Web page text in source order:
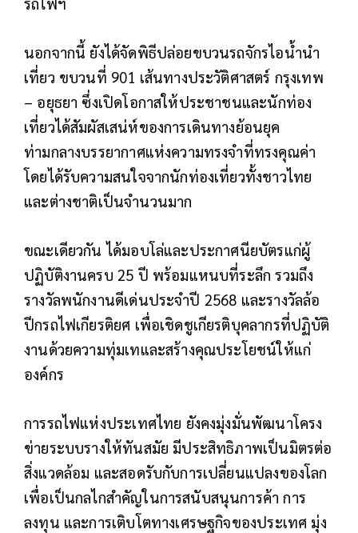
นอกจากนี้ ยังได้จัดพิธีปล่อยขบวนรถจักรไอน้ำนำ
เที่ยว ขบวนที่ 901 เส้นทางประวัติศาสตร์ กรุงเทพ
– อยุธยา ซึ่งเปิดโอกาสให้ประชาชนและนักท่อง
เที่ยวได้สัมผัสเสน่ห์ของการเดินทางย้อนยุค
ท่ามกลางบรรยากาศแห่งความทรงจำที่ทรงคุณค่า
โดยได้รับความสนใจจากนักท่องเที่ยวทั้งชาวไทย
และต่างชาติเป็นจำนวนมาก
ขณะเดียวกัน ได้มอบโล่และประกาศนียบัตรแก่ผู้
ปฏิบัติงานครบ 25 ปี พร้อมแหนบที่ระลึก รวมถึง
รางวัลพนักงานดีเด่นประจำปี 2568 และรางวัลล้อ
ปีกรถไฟเกียรติยศ เพื่อเชิดชูเกียรติบุคลากรที่ปฏิบัติ
งานด้วยความทุ่มเทและสร้างคุณประโยชน์ให้แก่
องค์กร
การรถไฟแห่งประเทศไทย ยังคงมุ่งมั่นพัฒนาโครง
ข่ายระบบรางให้ทันสมัย มีประสิทธิภาพเป็นมิตรต่อ
สิ่งแวดล้อม และสอดรับกับการเปลี่ยนแปลงของโลก
เพื่อเป็นกลไกสำคัญในการสนับสนุนการค้า การ
ลงทุน และการเติบโตทางเศรษฐกิจของประเทศ มุ่ง